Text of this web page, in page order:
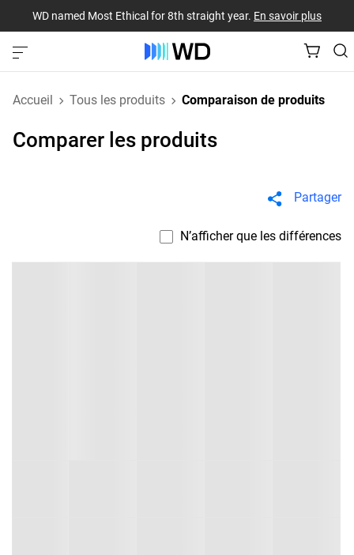
WD named Most Ethical for 8th straight year. En savoir plus
Accueil Tous les produits Comparaison de produits
Comparer les produits
Partager
N’afficher que les différences